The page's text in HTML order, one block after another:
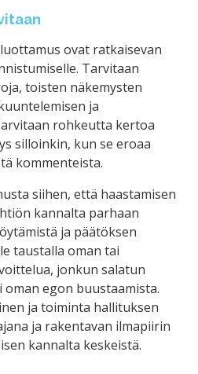
ovat ratkaisevan
Tarvitaan
toisten näkemysten
ja
rohkeutta kertoa
silloinkin, kun se eroaa
kommenteista.
siihen, että haastamisen
kannalta parhaan
ja päätöksen
taustalla oman tai
jonkun salatun
egon buustaamista.
ja toiminta hallituksen
ja rakentavan ilmapiirin
kannalta keskeistä.